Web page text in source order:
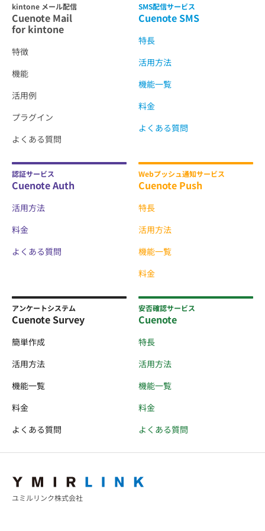
kintone メール配信
Cuenote Mail
for kintone
特徴
機能
活用例
プラグイン
よくある質問
SMS配信サービス
Cuenote SMS
特長
活用方法
機能一覧
料金
よくある質問
認証サービス
Cuenote Auth
活用方法
料金
よくある質問
Webプッシュ通知サービス
Cuenote Push
特長
活用方法
機能一覧
料金
アンケートシステム
Cuenote Survey
簡単作成
活用方法
機能一覧
料金
よくある質問
安否確認サービス
Cuenote
特長
活用方法
機能一覧
料金
よくある質問
ユミルリンク株式会社